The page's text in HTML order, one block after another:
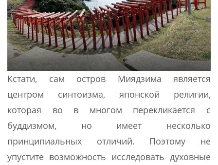
Кстати, сам остров Миядзима является
центром синтоизма, японской религии,
которая во в многом перекликается с
буддизмом, но имеет несколько
принципиальных отличий. Поэтому не
упустите возможность исследовать духовные